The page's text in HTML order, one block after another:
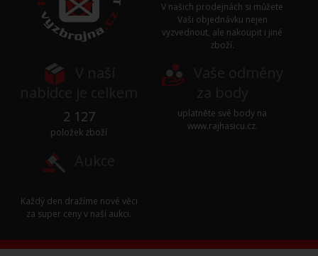
V našich prodejnách si můžete
Vaši objednávku nejen
vyzvednout, ale nakoupit i jiné
zboží.
2 127
položek zboží
uplatněte své body na
www.rajhasicu.cz.
Každý den dražíme nové věci
za super ceny v naší aukci.